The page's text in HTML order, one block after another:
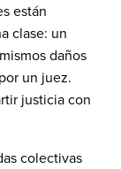
están
clase: un
daños
un juez.
justicia con
colectivas